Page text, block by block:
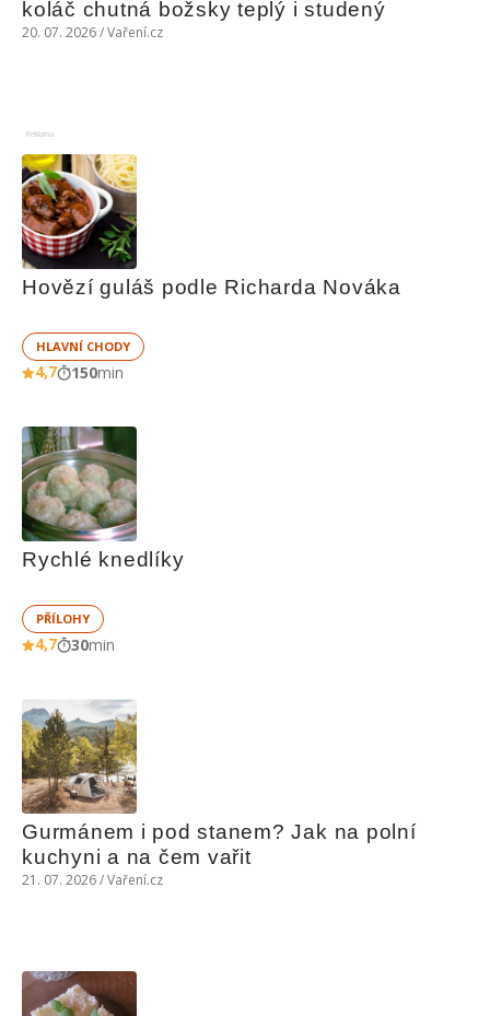
koláč chutná božsky teplý i studený
20. 07. 2026 / Vaření.cz
Reklama
Hovězí guláš podle Richarda Nováka
HLAVNÍ CHODY
4,7 150min
Rychlé knedlíky
PŘÍLOHY
4,7 30min
Gurmánem i pod stanem? Jak na polní
kuchyni a na čem vařit
21. 07. 2026 / Vaření.cz